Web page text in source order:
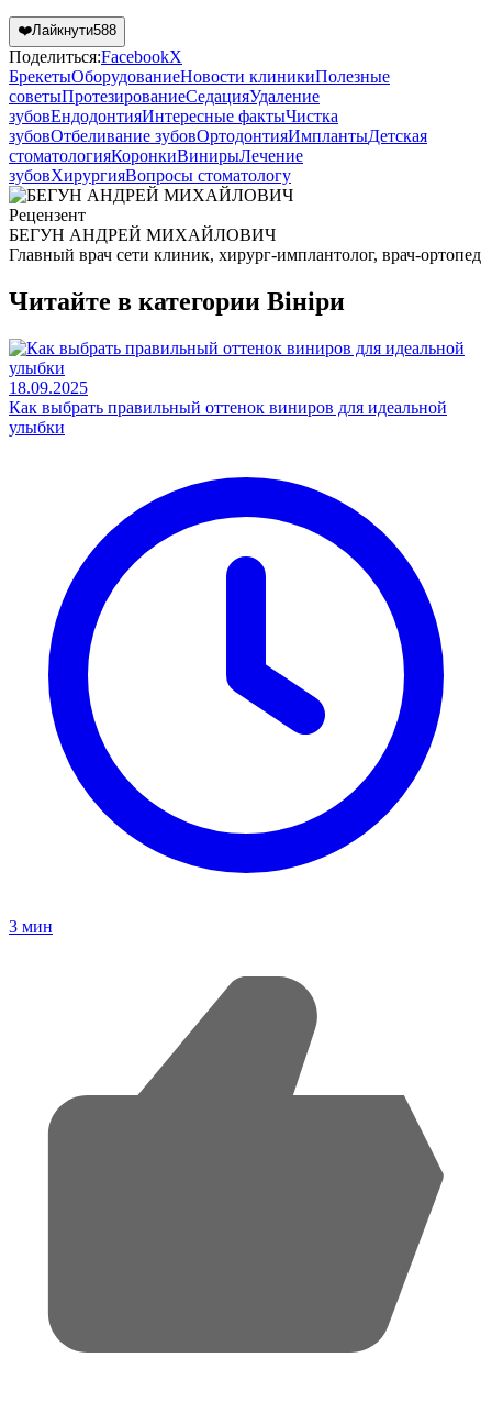
❤️Лайкнути588
Поделиться:FacebookX
БрекетыОборудованиеНовости клиникиПолезные
советыПротезированиеСедацияУдаление
зубовЕндодонтияИнтересные фактыЧистка
зубовОтбеливание зубовОртодонтияИмплантыДетская
стоматологияКоронкиВинирыЛечение
зубовХирургияВопросы стоматологу
Рецензент
БЕГУН АНДРЕЙ МИХАЙЛОВИЧ
Главный врач сети клиник, хирург-имплантолог, врач-ортопед
Читайте в категории Вініри
18.09.2025
Как выбрать правильный оттенок виниров для идеальной
улыбки
3 мин